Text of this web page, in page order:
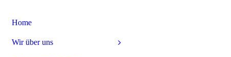
Home
Wir über uns